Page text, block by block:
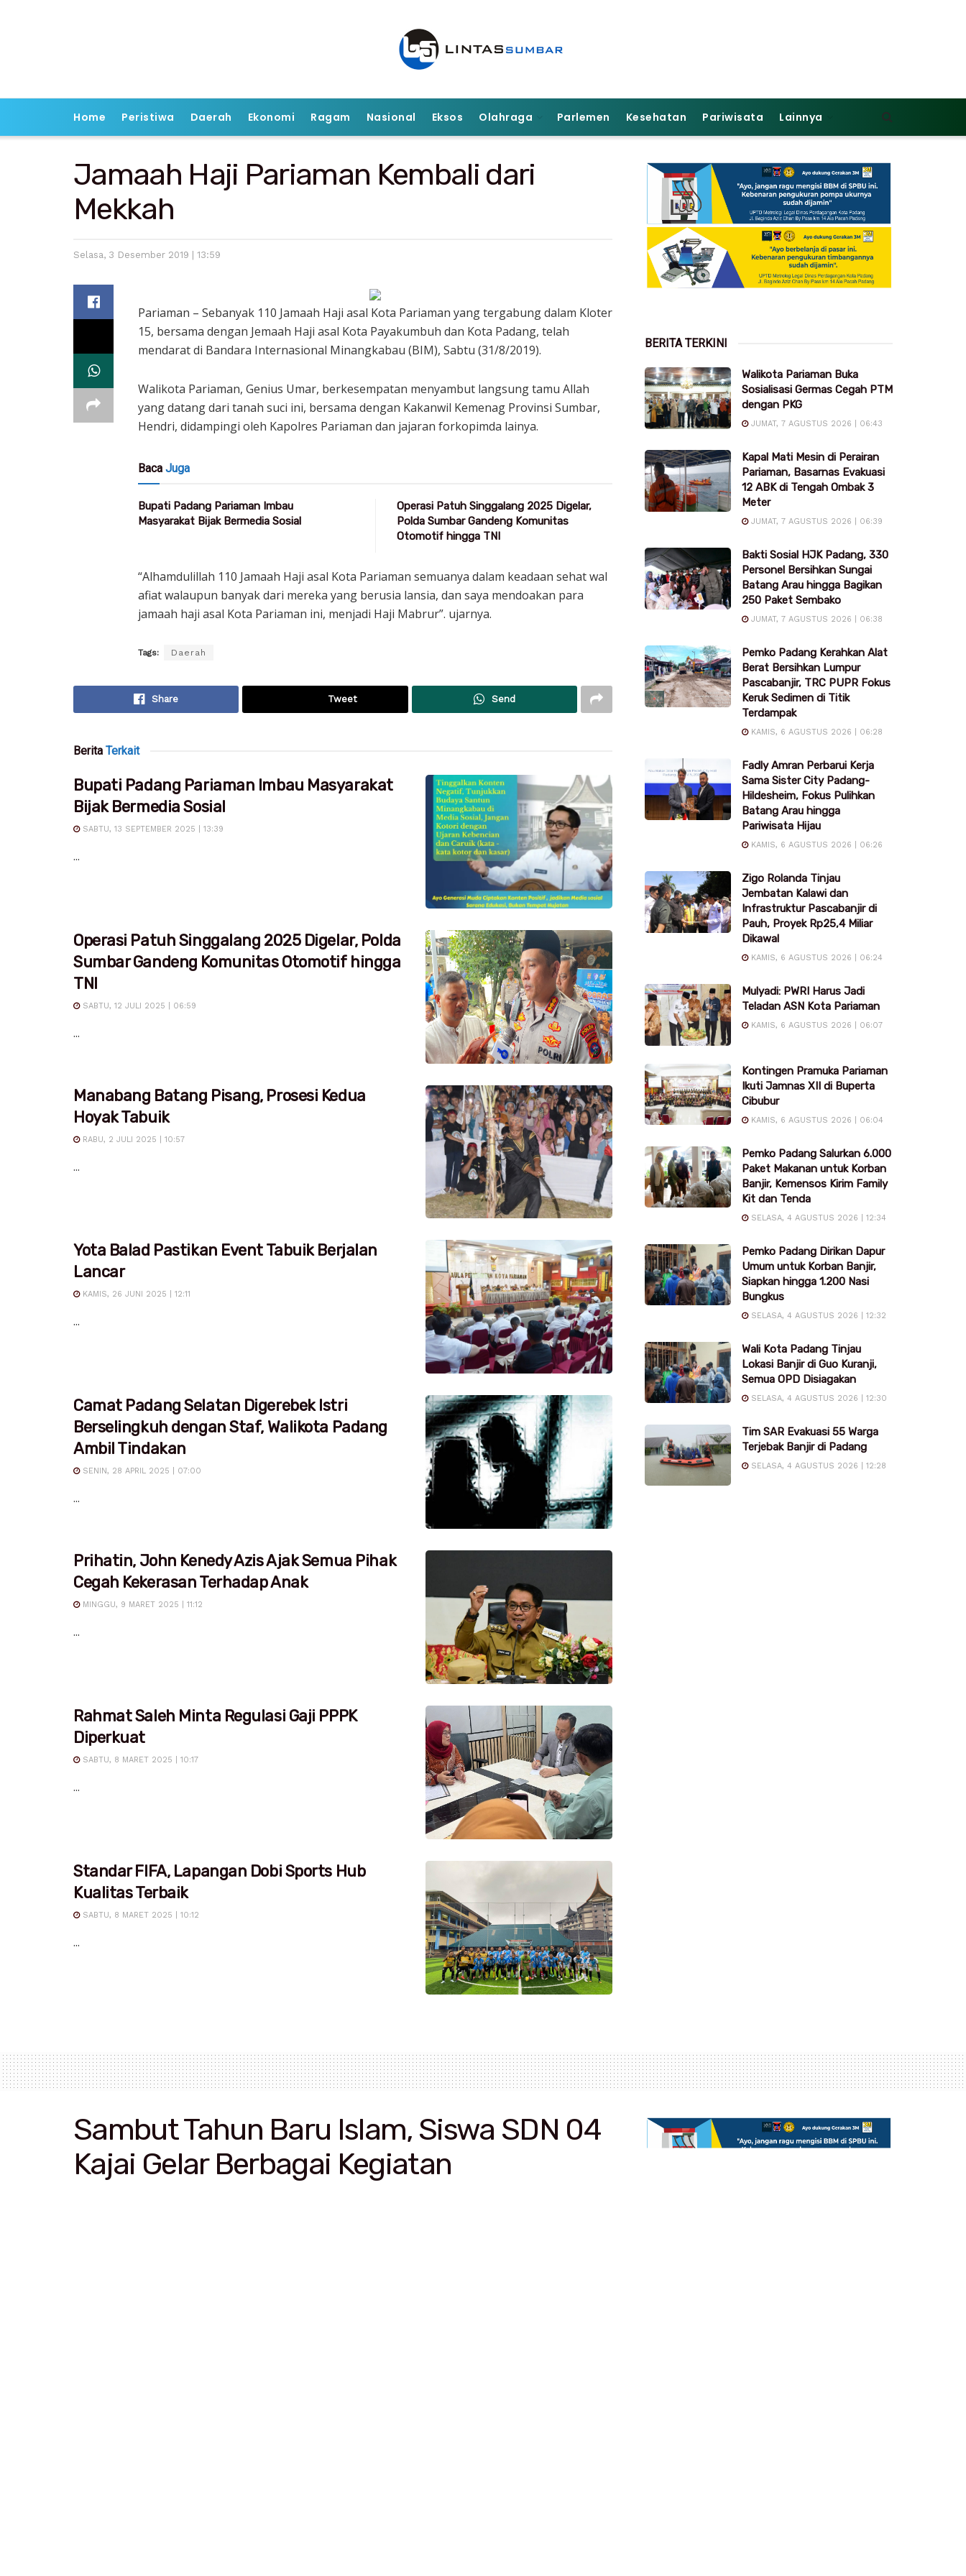
Home Peristiwa Daerah Ekonomi Ragam Nasional Eksos Olahraga Parlemen Kesehatan Pariwisata Lainnya
Jamaah Haji Pariaman Kembali dari
Mekkah
Selasa, 3 Desember 2019 | 13:59
Pariaman – Sebanyak 110 Jamaah Haji asal Kota Pariaman yang tergabung dalam Kloter
15, bersama dengan Jemaah Haji asal Kota Payakumbuh dan Kota Padang, telah
mendarat di Bandara Internasional Minangkabau (BIM), Sabtu (31/8/2019).
Walikota Pariaman, Genius Umar, berkesempatan menyambut langsung tamu Allah
yang datang dari tanah suci ini, bersama dengan Kakanwil Kemenag Provinsi Sumbar,
Hendri, didampingi oleh Kapolres Pariaman dan jajaran forkopimda lainya.
Baca Juga
Bupati Padang Pariaman Imbau
Masyarakat Bijak Bermedia Sosial
Operasi Patuh Singgalang 2025 Digelar,
Polda Sumbar Gandeng Komunitas
Otomotif hingga TNI
“Alhamdulillah 110 Jamaah Haji asal Kota Pariaman semuanya dalam keadaan sehat wal
afiat walaupun banyak dari mereka yang berusia lansia, dan saya mendoakan para
jamaah haji asal Kota Pariaman ini, menjadi Haji Mabrur”. ujarnya.
Tags: Daerah
Share Tweet Send
Berita Terkait
Bupati Padang Pariaman Imbau Masyarakat
Bijak Bermedia Sosial
SABTU, 13 SEPTEMBER 2025 | 13:39
...
Operasi Patuh Singgalang 2025 Digelar, Polda
Sumbar Gandeng Komunitas Otomotif hingga
TNI
SABTU, 12 JULI 2025 | 06:59
...
Manabang Batang Pisang, Prosesi Kedua
Hoyak Tabuik
RABU, 2 JULI 2025 | 10:57
...
Yota Balad Pastikan Event Tabuik Berjalan
Lancar
KAMIS, 26 JUNI 2025 | 12:11
...
Camat Padang Selatan Digerebek Istri
Berselingkuh dengan Staf, Walikota Padang
Ambil Tindakan
SENIN, 28 APRIL 2025 | 07:00
...
Prihatin, John Kenedy Azis Ajak Semua Pihak
Cegah Kekerasan Terhadap Anak
MINGGU, 9 MARET 2025 | 11:12
...
Rahmat Saleh Minta Regulasi Gaji PPPK
Diperkuat
SABTU, 8 MARET 2025 | 10:17
...
Standar FIFA, Lapangan Dobi Sports Hub
Kualitas Terbaik
SABTU, 8 MARET 2025 | 10:12
...
BERITA TERKINI
Walikota Pariaman Buka
Sosialisasi Germas Cegah PTM
dengan PKG
JUMAT, 7 AGUSTUS 2026 | 06:43
Kapal Mati Mesin di Perairan
Pariaman, Basarnas Evakuasi
12 ABK di Tengah Ombak 3
Meter
JUMAT, 7 AGUSTUS 2026 | 06:39
Bakti Sosial HJK Padang, 330
Personel Bersihkan Sungai
Batang Arau hingga Bagikan
250 Paket Sembako
JUMAT, 7 AGUSTUS 2026 | 06:38
Pemko Padang Kerahkan Alat
Berat Bersihkan Lumpur
Pascabanjir, TRC PUPR Fokus
Keruk Sedimen di Titik
Terdampak
KAMIS, 6 AGUSTUS 2026 | 06:28
Fadly Amran Perbarui Kerja
Sama Sister City Padang-
Hildesheim, Fokus Pulihkan
Batang Arau hingga
Pariwisata Hijau
KAMIS, 6 AGUSTUS 2026 | 06:26
Zigo Rolanda Tinjau
Jembatan Kalawi dan
Infrastruktur Pascabanjir di
Pauh, Proyek Rp25,4 Miliar
Dikawal
KAMIS, 6 AGUSTUS 2026 | 06:24
Mulyadi: PWRI Harus Jadi
Teladan ASN Kota Pariaman
KAMIS, 6 AGUSTUS 2026 | 06:07
Kontingen Pramuka Pariaman
Ikuti Jamnas XII di Buperta
Cibubur
KAMIS, 6 AGUSTUS 2026 | 06:04
Pemko Padang Salurkan 6.000
Paket Makanan untuk Korban
Banjir, Kemensos Kirim Family
Kit dan Tenda
SELASA, 4 AGUSTUS 2026 | 12:34
Pemko Padang Dirikan Dapur
Umum untuk Korban Banjir,
Siapkan hingga 1.200 Nasi
Bungkus
SELASA, 4 AGUSTUS 2026 | 12:32
Wali Kota Padang Tinjau
Lokasi Banjir di Guo Kuranji,
Semua OPD Disiagakan
SELASA, 4 AGUSTUS 2026 | 12:30
Tim SAR Evakuasi 55 Warga
Terjebak Banjir di Padang
SELASA, 4 AGUSTUS 2026 | 12:28
Sambut Tahun Baru Islam, Siswa SDN 04
Kajai Gelar Berbagai Kegiatan